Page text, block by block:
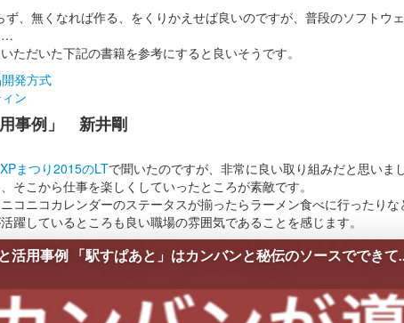
、無くなれば作る、をくりかえせば良いのですが、普段のソフトウ
…
だいた下記の書籍を参考にすると良いそうです。
発方式
ン
用事例」 新井剛
まつり2015のLTで聞いたのですが、非常に良い取り組みだと思いまし
こから仕事を楽しくしていったところが素敵です。
コニコカレンダーのステータスが揃ったらラーメン食べに行ったり
しているところも良い職場の雰囲気であることを感じます。